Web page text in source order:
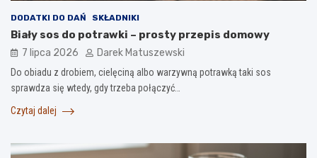
DODATKI DO DAŃ SKŁADNIKI
Biały sos do potrawki – prosty przepis domowy
7 lipca 2026 Darek Matuszewski
Do obiadu z drobiem, cielęciną albo warzywną potrawką taki sos
sprawdza się wtedy, gdy trzeba połączyć…
Czytaj dalej